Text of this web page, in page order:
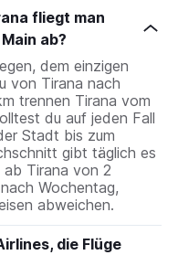
fliegt man
ab?
dem einzigen
von Tirana nach
trennen Tirana vom
du auf jeden Fall
Stadt bis zum
gibt täglich es
Tirana von 2
Wochentag,
abweichen.
die Flüge